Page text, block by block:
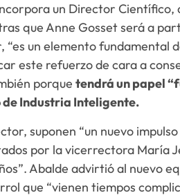
un Director Científico,
que Anne Gosset será a
“es un elemento fundamental
este refuerzo de cara a
porquetendrá un papel
de Industria Inteligente.
suponen “un nuevo
por la vicerrectora María
Abalde advirtió al nuevo
que “vienen tiempos